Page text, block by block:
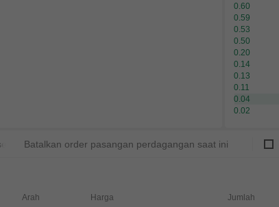
0.60
0.59
0.53
0.50
0.20
0.14
0.13
0.11
0.04
0.02
Batalkan order pasangan perdagangan saat ini
Arah Harga Jumlah